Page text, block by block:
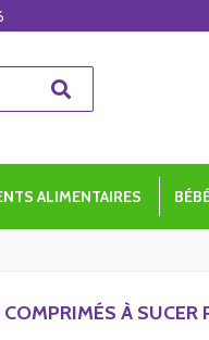
ALIMENTAIRES
À SUCER